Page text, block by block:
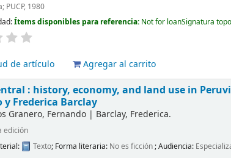
PUCP, 1980
Ítems disponibles para referencia: Not for loanSignatura
de artículo
Agregar al carrito
: history, economy, and land use in
y Frederica Barclay
Granero, Fernando | Barclay, Frederica.
edición
Texto; Forma literaria: No es ficción ; Audiencia: